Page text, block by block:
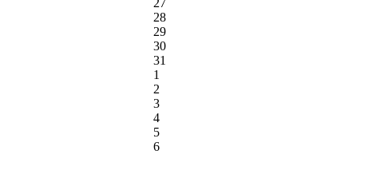
27
28
29
30
31
1
2
3
4
5
6